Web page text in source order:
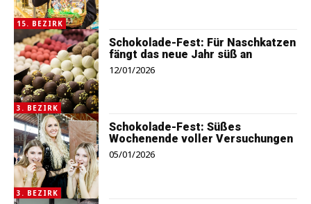
15. BEZIRK
3. BEZIRK
Schokolade-Fest: Für Naschkatzen
fängt das neue Jahr süß an
12/01/2026
3. BEZIRK
Schokolade-Fest: Süßes
Wochenende voller Versuchungen
05/01/2026